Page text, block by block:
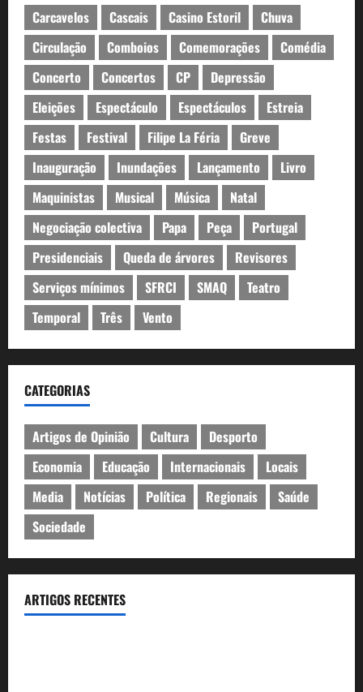
Carcavelos
Cascais Casino Estoril
Chuva
Circulação
Comboios Comemorações
Comédia
Concerto
Concertos CP
Depressão
Eleições
Espectáculo Espectáculos
Estreia
Festas
Festival Filipe La Féria
Greve
Inauguração
Inundações Lançamento
Livro
Maquinistas
Musical Música
Natal
Negociação colectiva
Papa Peça
Portugal
Presidenciais
Queda de árvores
Revisores
Serviços mínimos
SFRCI SMAQ
Teatro
Temporal
Três Vento
CATEGORIAS
Artigos de Opinião Cultura
Desporto
Economia
Educação Internacionais
Locais
Media
Notícias Política Regionais
Saúde
Sociedade
ARTIGOS RECENTES